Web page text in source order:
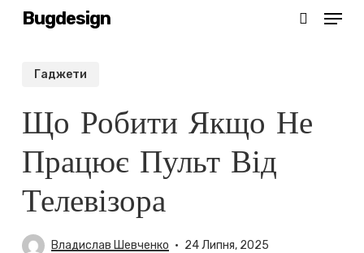
SkipBugdesign Menu
Гаджети
Що Робити Якщо Не
Працює Пульт Від
Телевізора
Владислав Шевченко 24 Липня, 2025